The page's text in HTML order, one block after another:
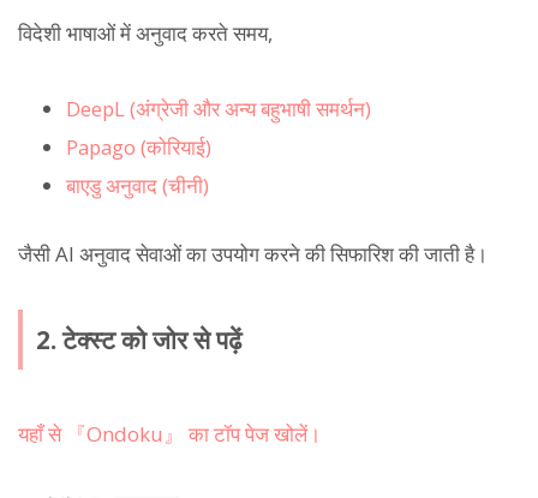
विदेशी भाषाओं में अनुवाद करते समय,
DeepL (अंग्रेजी और अन्य बहुभाषी समर्थन)
Papago (कोरियाई)
बाएडु अनुवाद (चीनी)
जैसी AI अनुवाद सेवाओं का उपयोग करने की सिफारिश की जाती है।
2. टेक्स्ट को जोर से पढ़ें
यहाँ से 『Ondoku』 का टॉप पेज खोलें।